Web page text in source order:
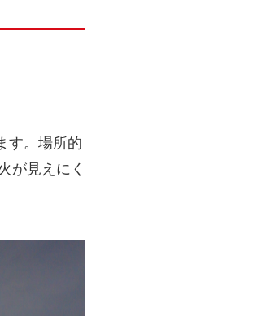
す。場所的
が見えにく